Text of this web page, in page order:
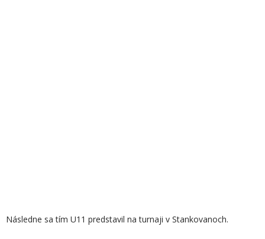
Následne sa tím U11 predstavil na turnaji v Stankovanoch.